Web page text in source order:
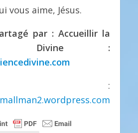
vous aime, Jésus.
par : Accueillir la
Divine :
: